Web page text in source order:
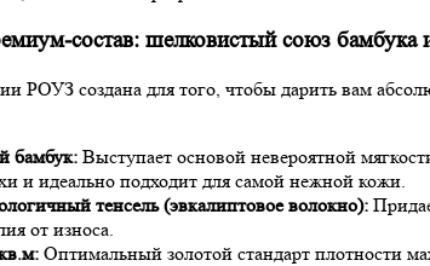
состав: шелковистый союз бамбука
РОУЗ создана для того, чтобы дарить вам
бамбук: Выступает основой невероятной
и идеально подходит для самой нежной кожи.
тенсель (эвкалиптовое волокно):
от износа.
Оптимальный золотой стандарт плотности